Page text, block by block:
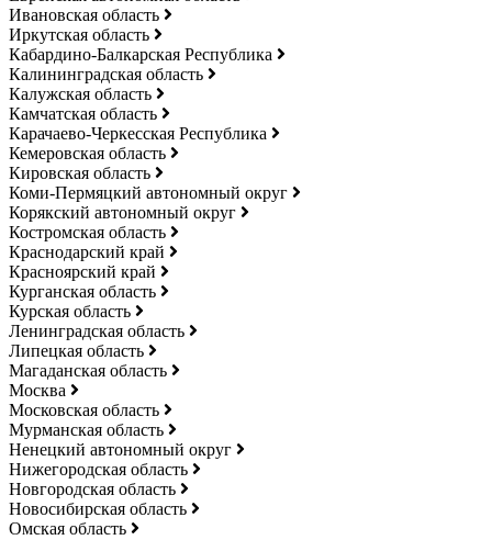
Ивановская область
Иркутская область
Кабардино-Балкарская Республика
Калининградская область
Калужская область
Камчатская область
Карачаево-Черкесская Республика
Кемеровская область
Кировская область
Коми-Пермяцкий автономный округ
Корякский автономный округ
Костромская область
Краснодарский край
Красноярский край
Курганская область
Курская область
Ленинградская область
Липецкая область
Магаданская область
Москва
Московская область
Мурманская область
Ненецкий автономный округ
Нижегородская область
Новгородская область
Новосибирская область
Омская область